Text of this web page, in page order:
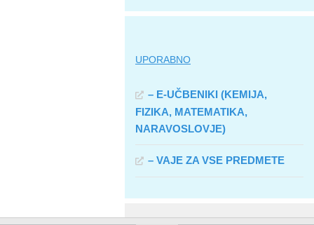
UPORABNO
– E-UČBENIKI (KEMIJA,
FIZIKA, MATEMATIKA,
NARAVOSLOVJE)
– VAJE ZA VSE PREDMETE